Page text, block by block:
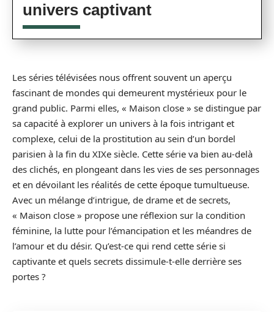
univers captivant
Les séries télévisées nous offrent souvent un aperçu
fascinant de mondes qui demeurent mystérieux pour le
grand public. Parmi elles, « Maison close » se distingue par
sa capacité à explorer un univers à la fois intrigant et
complexe, celui de la prostitution au sein d’un bordel
parisien à la fin du XIXe siècle. Cette série va bien au-delà
des clichés, en plongeant dans les vies de ses personnages
et en dévoilant les réalités de cette époque tumultueuse.
Avec un mélange d’intrigue, de drame et de secrets,
« Maison close » propose une réflexion sur la condition
féminine, la lutte pour l’émancipation et les méandres de
l’amour et du désir. Qu’est-ce qui rend cette série si
captivante et quels secrets dissimule-t-elle derrière ses
portes ?